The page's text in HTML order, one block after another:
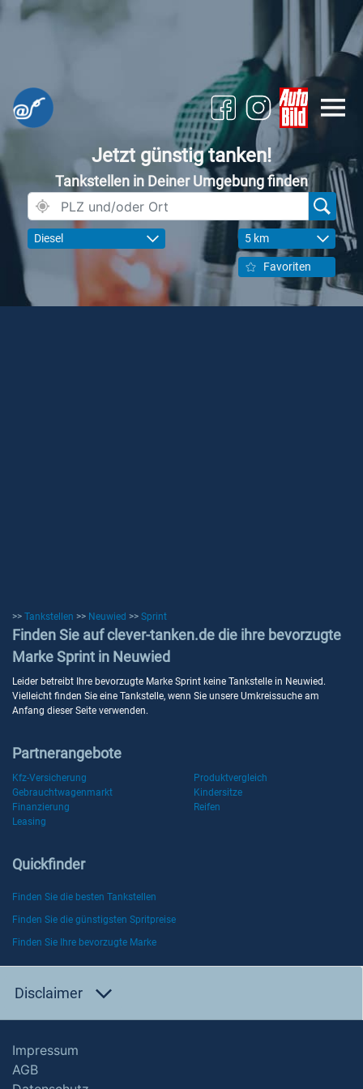
Jetzt günstig tanken!
Tankstellen in Deiner Umgebung finden
Diesel 5 km
Favoriten
>> Tankstellen >> Neuwied >> Sprint
Finden Sie auf clever-tanken.de die ihre bevorzugte
Marke Sprint in Neuwied
Leider betreibt Ihre bevorzugte Marke Sprint keine Tankstelle in Neuwied.
Vielleicht finden Sie eine Tankstelle, wenn Sie unsere Umkreissuche am
Anfang dieser Seite verwenden.
Partnerangebote
Kfz-Versicherung
Produktvergleich
Gebrauchtwagenmarkt
Kindersitze
Finanzierung
Reifen
Leasing
Quickfinder
Finden Sie die besten Tankstellen
Finden Sie die günstigsten Spritpreise
Finden Sie Ihre bevorzugte Marke
Disclaimer
Impressum
AGB